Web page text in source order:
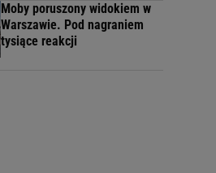
Moby poruszony widokiem w
Warszawie. Pod nagraniem
tysiące reakcji